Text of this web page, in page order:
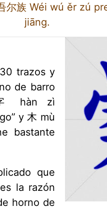
族 Wéi wú ěr zú
jiāng.
trazos y
de barro
hàn zì
y 木 mù
bastante
que
la razón
horno de